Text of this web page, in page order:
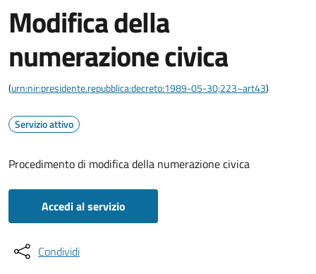
Modifica della
numerazione civica
(urn:nir:presidente.repubblica:decreto:1989-05-30;223~art43)
Servizio attivo
Procedimento di modifica della numerazione civica
Accedi al servizio
Condividi